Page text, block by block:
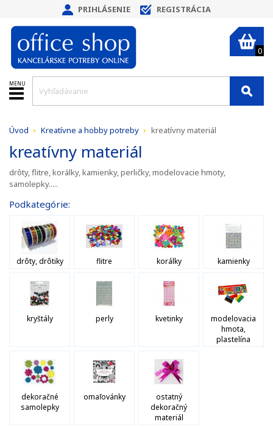
PRIHLÁSENIE REGISTRÁCIA
0
MENU
Úvod Kreatívne a hobby potreby kreatívny materiál
kreatívny materiál
drôty, flitre, korálky, kamienky, perličky, modelovacie hmoty,
samolepky.....
Podkategórie:
drôty, drôtiky flitre korálky kamienky
kryštály perly kvetinky
modelovacia
hmota,
plastelína
dekoračné
samolepky
omaľovánky
ostatný
dekoračný
materiál